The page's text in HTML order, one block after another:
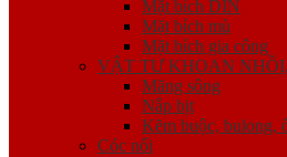
Mặt bích DIN
Mặt bích mù
Mặt bích gia công
VẬT TƯ KHOAN
Măng sông
Nắp bịt
Kẽm buộc, bulong,
Cóc nối